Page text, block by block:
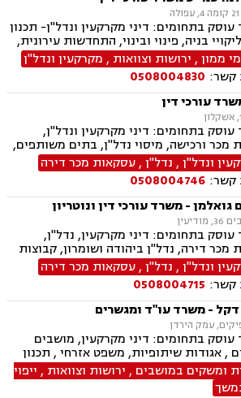
בתחומים: דיני מקרקעין ונדל"ן- תכנון
בניה, פינוי ובינוי, התחדשות עירונית,
תמ"א 38 ובתים משותפים, הסכמי ממון, ירושות
ייפוי כוח מתמשך, הדין האתיופי, דיני
ממון, ירושות וצוואות , מקרקעין ונדל"ן
קשר: 0508004830
עורכי דין
בתחומים: דיני מקרקעין ונדל"ן,
מכר ורכישה, מיסוי נדל"ן, בתים משותפים,
ליקוי בניה, מושבים וקיבוצים, קבוצת
מגרשים לבניה, רשות מקרקעי ישראל,
וצוואות, הסכמי ממון, ייפוי כוח מתמשך, דיני
פונדקאות, מזונות, גישור, אפוטרופסות,
נשואים אזרחיים, מעמד אישי, ניכור הורי,
העברה בין דורית
ונדל"ן, נדל"ן,עסקאות מכר דירה
קשר: 0508004746
גואלמן - משרד עורכי דין ונוטריון
בתחומים: דיני מקרקעין, נדל"ן,
מכר דירה, נדל"ן ביהודה ושומרון, קבוצות
נדל"ן, פינוי מושכר, בתים משותפים,
מתמשך, ירושות וצוואות, רישוי נשק, דיני
ונדל"ן, נדל"ן,עסקאות מכר דירה
קשר: 0508004715
דקל - משרד עו"ד ומגשרים
עמק הירדן
בתחומים: דיני מקרקעין, מושבים
, אגודות שיתופיות, משפט אזרחי , תכנון
וצוואות, ייפוי כוח מתמשך, מסחר
בתים משותפים, דיני עבודה, דיני חברות,
ליווי עסקי, נזיקין, נזקי גוף, חקלאי-
ומשקים במושבים , ירושות וצוואות , ייפוי